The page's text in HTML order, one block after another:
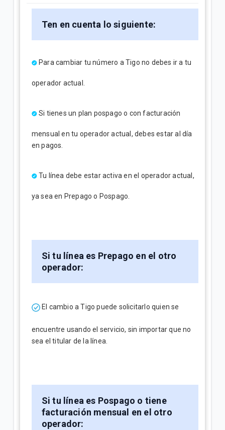
Ten en cuenta lo siguiente:
Para cambiar tu número a Tigo no debes ir a tu
operador actual.
Si tienes un plan pospago o con facturación
mensual en tu operador actual, debes estar al día
en pagos.
Tu línea debe estar activa en el operador actual,
ya sea en Prepago o Pospago.
Si tu línea es Prepago en el otro
operador:
El cambio a Tigo puede solicitarlo quien se
encuentre usando el servicio, sin importar que no
sea el titular de la línea.
Si tu línea es Pospago o tiene
facturación mensual en el otro
operador: